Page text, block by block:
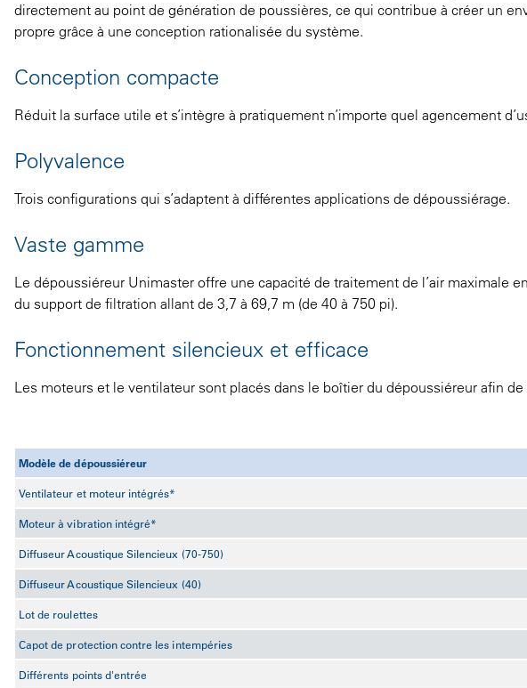
directement au point de génération de poussières, ce qui contribue à créer un
propre grâce à une conception rationalisée du système.
Conception compacte
Réduit la surface utile et s’intègre à pratiquement n’importe quel agencement
Polyvalence
Trois configurations qui s’adaptent à différentes applications de dépoussiérage.
Vaste gamme
Le dépoussiéreur Unimaster offre une capacité de traitement de l’air maximale
du support de filtration allant de 3,7 à 69,7 m (de 40 à 750 pi).
Fonctionnement silencieux et efficace
Les moteurs et le ventilateur sont placés dans le boîtier du dépoussiéreur afin
Modèle de dépoussiéreur
Ventilateur et moteur intégrés*
Moteur à vibration intégré*
Diffuseur Acoustique Silencieux (70-750)
Diffuseur Acoustique Silencieux (40)
Lot de roulettes
Capot de protection contre les intempéries
Différents points d'entrée